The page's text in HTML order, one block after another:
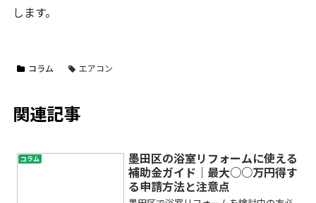
します。
コラム エアコン
関連記事
コラム
墨田区の浴室リフォームに使える
補助金ガイド｜最大○○万円得す
る申請方法と注意点